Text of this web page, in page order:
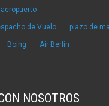
de Vuelo plazo de
Boing Air Berlín
NOSOTROS